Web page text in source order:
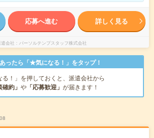
応募へ進む 詳しく見る
会社 パーソルテンプスタッフ株式会社
ったら「★気になる！」をタップ！
る！」を押しておくと、派遣会社から
確約」 や 「応募歓迎」 が届きます！